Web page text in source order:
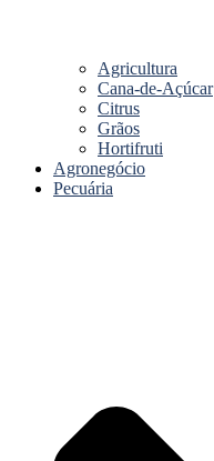
Agricultura
Cana-de-Açúcar
Citrus
Grãos
Hortifruti
Agronegócio
Pecuária